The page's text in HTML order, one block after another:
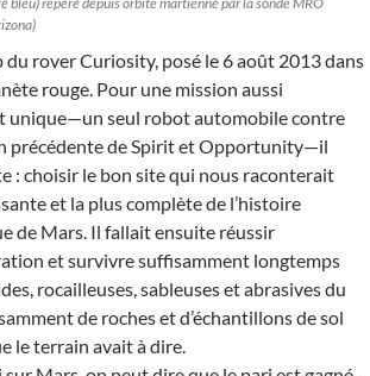
rover Curiosity, posé le 6 août 2013 dans
rouge. Pour une mission aussi
unique—un seul robot automobile contre
précédente de Spirit et Opportunity—il
: choisir le bon site qui nous raconterait
et la plus complète de l’histoire
de Mars. Il fallait ensuite réussir
et survivre suffisamment longtemps
rocailleuses, sableuses et abrasives du
de roches et d’échantillons de sol
le terrain avait à dire.